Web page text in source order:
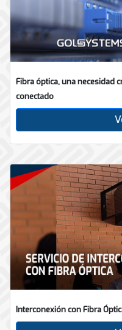
Fibra óptica, una necesidad
conectado
Interconexión con Fibra